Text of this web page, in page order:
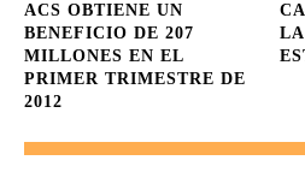
ACS OBTIENE UN
BENEFICIO DE 207
MILLONES EN EL
PRIMER TRIMESTRE DE
2012